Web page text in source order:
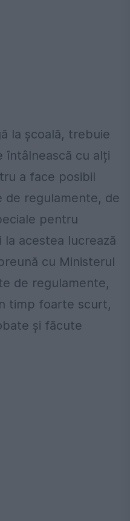
la școală, trebuie
întâlnească cu alți
a face posibil
de regulamente, de
pentru
acestea lucrează
cu Ministerul
de regulamente,
timp foarte scurt,
și făcute